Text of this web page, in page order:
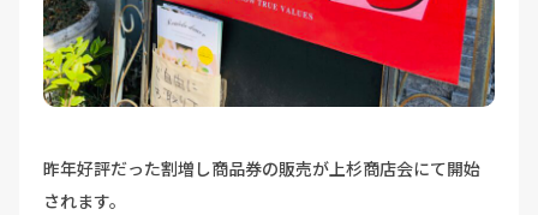
昨年好評だった割増し商品券の販売が上杉商店会にて開始
されます。